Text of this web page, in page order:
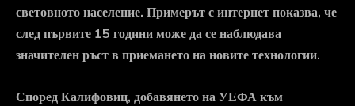
световното население. Примерът с интернет показва, че
след първите 15 години може да се наблюдава
значителен ръст в приемането на новите технологии.
Според Калифовиц, добавянето на УЕФА към